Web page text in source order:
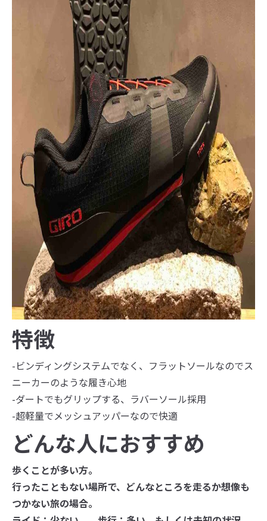
特徴
-ビンディングシステムでなく、フラットソールなのでス
ニーカーのような履き心地
-ダートでもグリップする、ラバーソール採用
-超軽量でメッシュアッパーなので快適
どんな人におすすめ
歩くことが多い方。
行ったこともない場所で、どんなところを走るか想像も
つかない旅の場合。